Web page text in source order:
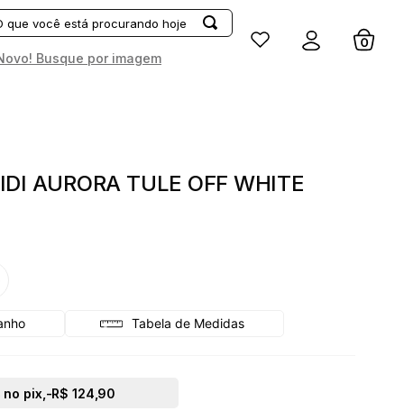
Busque por imagem
Entrar
AURORA TULE OFF WHITE
Tabela de Medidas
no pix, -R$ 124,90